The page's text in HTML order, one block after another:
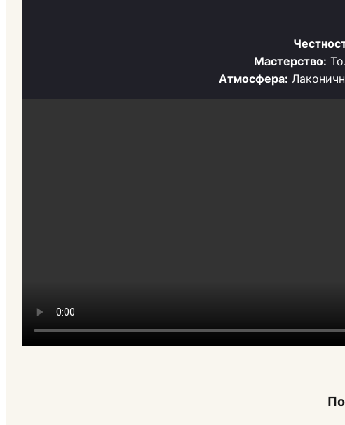
Мастерство:
Атмосфера: